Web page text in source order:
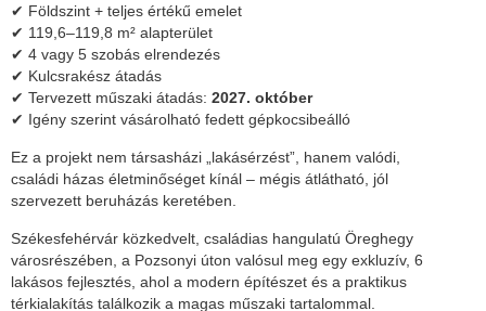
✔ Földszint + teljes értékű emelet
✔ 119,6–119,8 m² alapterület
✔ 4 vagy 5 szobás elrendezés
✔ Kulcsrakész átadás
✔ Tervezett műszaki átadás: 2027. október
✔ Igény szerint vásárolható fedett gépkocsibeálló
Ez a projekt nem társasházi „lakásérzést”, hanem valódi,
családi házas életminőséget kínál – mégis átlátható, jól
szervezett beruházás keretében.
Székesfehérvár közkedvelt, családias hangulatú Öreghegy
városrészében, a Pozsonyi úton valósul meg egy exkluzív, 6
lakásos fejlesztés, ahol a modern építészet és a praktikus
térkialakítás találkozik a magas műszaki tartalommal.